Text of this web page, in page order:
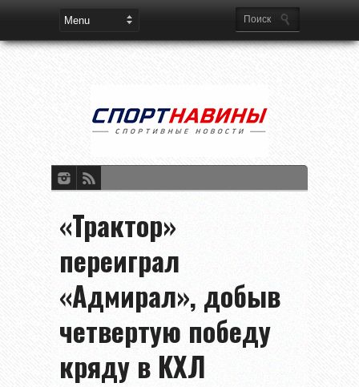
«Трактор»
переиграл
«Адмирал», добыв
четвертую победу
кряду в КХЛ